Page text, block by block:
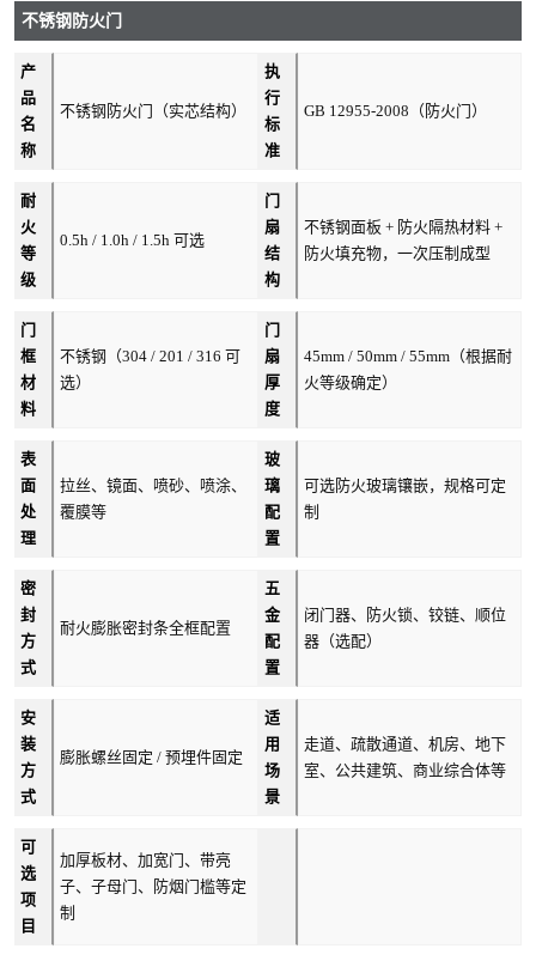
不锈钢防火门
产
品
名
称
不锈钢防火门（实芯结构）
执
行
标
准
GB 12955-2008（防火门）
耐
火
等
级
0.5h / 1.0h / 1.5h 可选
门
扇
结
构
不锈钢面板 + 防火隔热材料 +
防火填充物，一次压制成型
门
框
材
料
不锈钢（304 / 201 / 316 可
选）
门
扇
厚
度
45mm / 50mm / 55mm（根据耐
火等级确定）
表
面
处
理
拉丝、镜面、喷砂、喷涂、
覆膜等
玻
璃
配
置
可选防火玻璃镶嵌，规格可定
制
密
封
方
式
耐火膨胀密封条全框配置
五
金
配
置
闭门器、防火锁、铰链、顺位
器（选配）
安
装
方
式
膨胀螺丝固定 / 预埋件固定
适
用
场
景
走道、疏散通道、机房、地下
室、公共建筑、商业综合体等
可
选
项
目
加厚板材、加宽门、带亮
子、子母门、防烟门槛等定
制